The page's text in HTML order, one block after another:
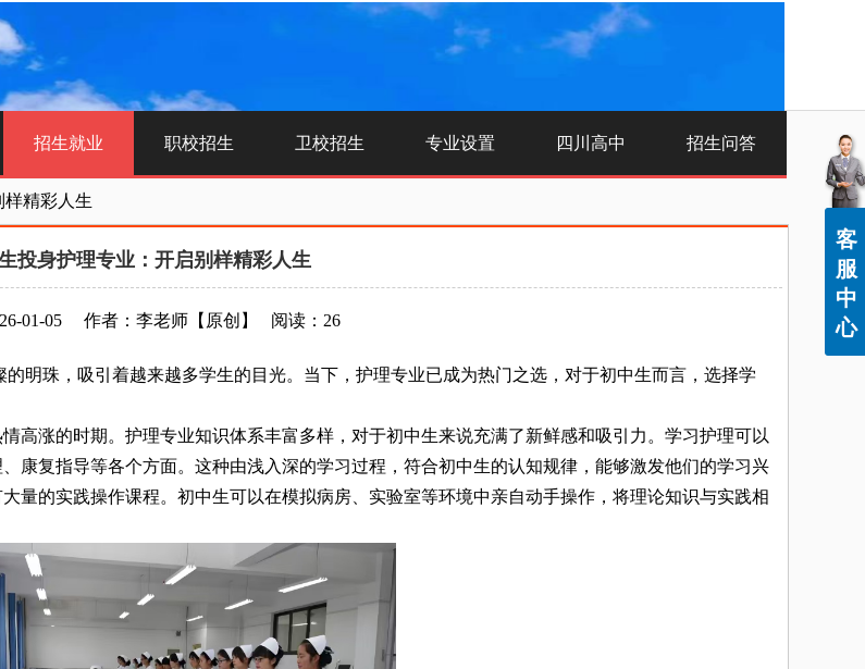
招生就业 职校招生 卫校招生 专业设置 四川高中 招生问答
精彩人生
投身护理专业：开启别样精彩人生
01-05 作者：李老师 【原创】 阅读：26
珠，吸引着越来越多学生的目光。当下，护理专业已成为热门之选，对于初中生而言，选择学
涨的时期。护理专业知识体系丰富多样，对于初中生来说充满了新鲜感和吸引力。学习护理可以
康复指导等各个方面。这种由浅入深的学习过程，符合初中生的认知规律，能够激发他们的学习兴
量的实践操作课程。初中生可以在模拟病房、实验室等环境中亲自动手操作，将理论知识与实践相
客
服
中
心